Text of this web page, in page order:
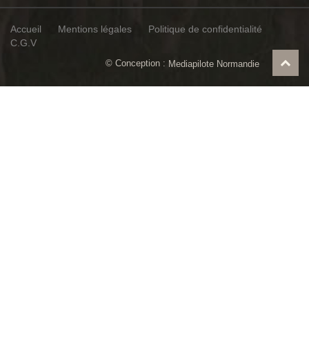
Accueil Mentions légales
Politique de confidentialité
C.G.V
© Conception : Mediapilote Normandie